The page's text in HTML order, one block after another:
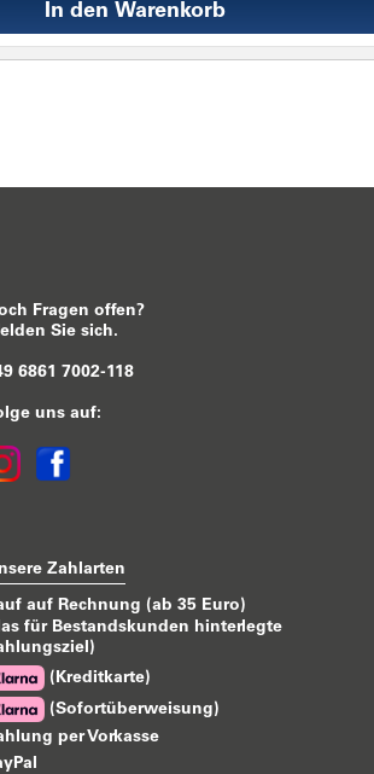
Fragen offen?
Sie sich.
6861 7002-118
uns auf:
Zahlarten
auf Rechnung (ab 35 Euro)
für Bestandskunden hinterlegte
(Kreditkarte)
(Sofortüberweisung)
per Vorkasse